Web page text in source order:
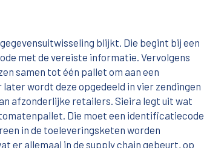
blijkt. Die begint bij een
met de vereiste informatie. Vervolgens
samen tot één pallet om aan een
wordt deze opgedeeld in vier zendingen
afzonderlijke retailers. Sieira legt uit wat
Die moet een identificatiecode
in de toeleveringsketen worden
er allemaal in de supply chain gebeurt, op